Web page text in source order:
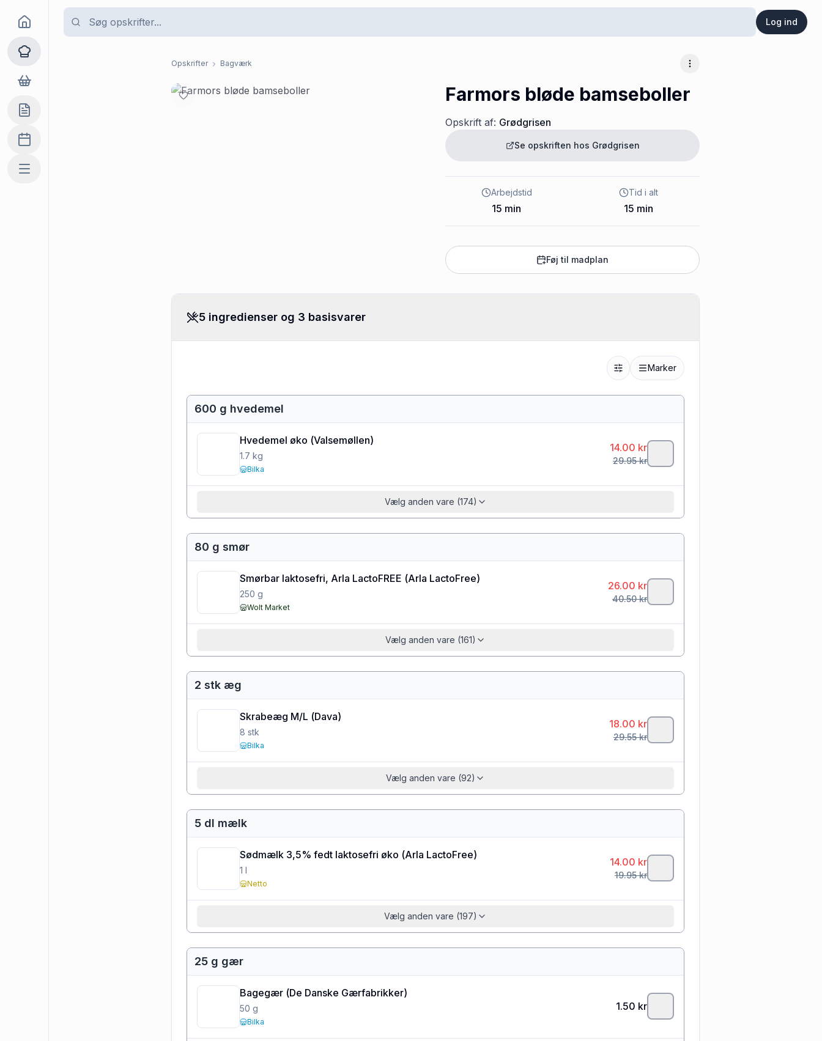
Log ind
Goma
Opskrifter
Dagligvarer
Indkøbslisten
Madplan
Mere
Opskrifter Bagværk Flere muligheder
Farmors bløde bamseboller
Opskrift af: Grødgrisen
Se opskriften hos Grødgrisen
Arbejdstid
15 min
Tid i alt
15 min
Føj til madplan
5 ingredienser og 3 basisvarer
Marker
600 g hvedemel
Hvedemel øko (Valsemøllen)
1.7 kg
Bilka
14.00 kr
29.95kr
Vælg anden vare (174)
80 g smør
Smørbar laktosefri, Arla LactoFREE (Arla LactoFree)
250 g
Wolt Market
26.00 kr
40.50kr
Vælg anden vare (161)
2 stk æg
Skrabeæg M/L (Dava)
8 stk
Bilka
18.00 kr
29.55kr
Vælg anden vare (92)
5 dl mælk
Sødmælk 3,5% fedt laktosefri øko (Arla LactoFree)
1 l
Netto
14.00 kr
19.95kr
Vælg anden vare (197)
25 g gær
Bagegær (De Danske Gærfabrikker)
50 g
Bilka
1.50 kr